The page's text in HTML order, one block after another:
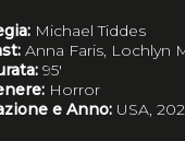
Michael Tiddes
Anna Faris, Lochlyn
95'
Horror
e Anno: USA,